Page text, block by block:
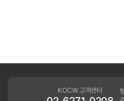
KOCW 고객센터